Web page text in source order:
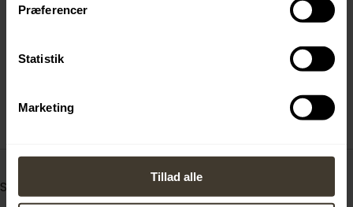
Præferencer
Statistik
Marketing
Tillad alle
Sted